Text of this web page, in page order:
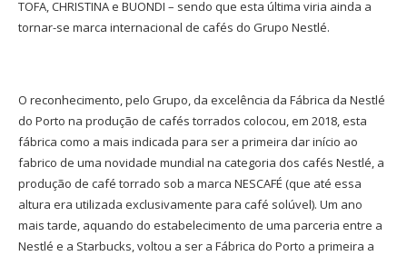
TOFA, CHRISTINA e BUONDI – sendo que esta última viria ainda a
tornar-se marca internacional de cafés do Grupo Nestlé.
O reconhecimento, pelo Grupo, da excelência da Fábrica da Nestlé
do Porto na produção de cafés torrados colocou, em 2018, esta
fábrica como a mais indicada para ser a primeira dar início ao
fabrico de uma novidade mundial na categoria dos cafés Nestlé, a
produção de café torrado sob a marca NESCAFÉ (que até essa
altura era utilizada exclusivamente para café solúvel). Um ano
mais tarde, aquando do estabelecimento de uma parceria entre a
Nestlé e a Starbucks, voltou a ser a Fábrica do Porto a primeira a